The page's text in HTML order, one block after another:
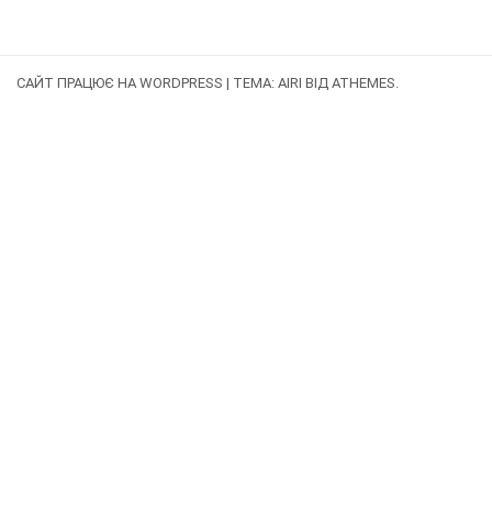
САЙТ ПРАЦЮЄ НА WORDPRESS | ТЕМА: AIRI ВІД ATHEMES.